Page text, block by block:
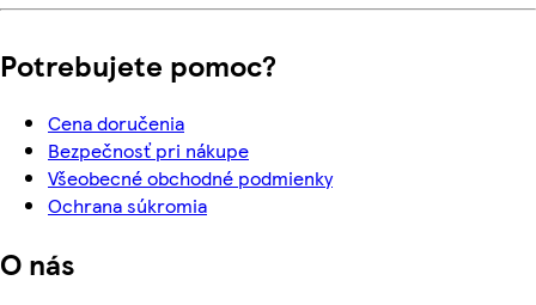
Potrebujete pomoc?
Cena doručenia
Bezpečnosť pri nákupe
Všeobecné obchodné podmienky
Ochrana súkromia
O nás